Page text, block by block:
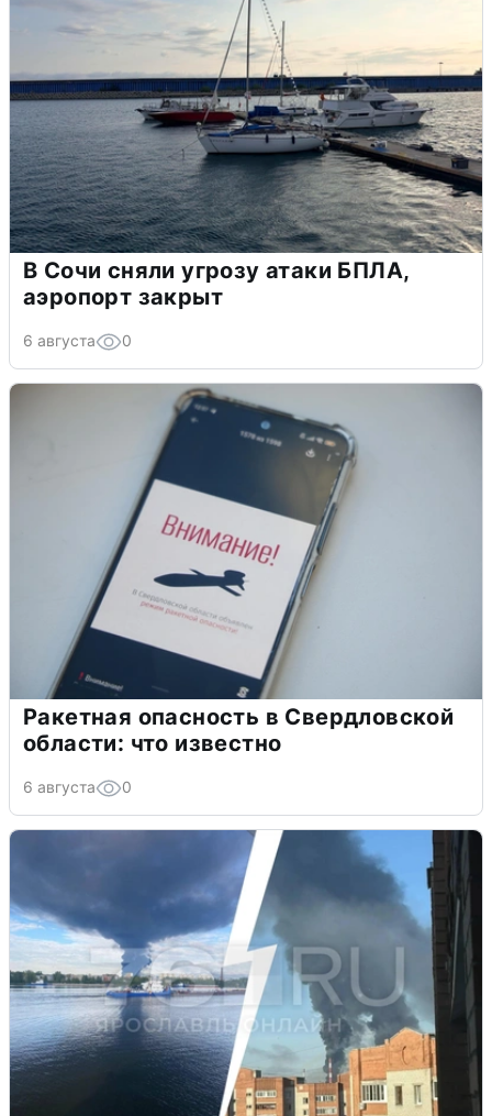
В Сочи сняли угрозу атаки БПЛА,
аэропорт закрыт
6 августа 0
Ракетная опасность в Свердловской
области: что известно
6 августа 0